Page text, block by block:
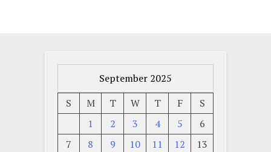
September 2025
S
M T W T F
S
1
2 3 4 5
6
7
8 9 10 11 12 13